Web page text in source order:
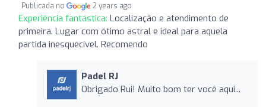
Publicada no 2 years ago
Experiência fantástica: Localização e atendimento de
primeira. Lugar com ótimo astral e ideal para aquela
partida inesquecível. Recomendo
Padel RJ
Obrigado Rui! Muito bom ter você aqui...